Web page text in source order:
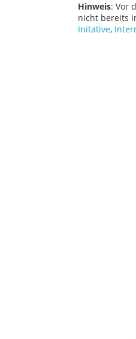
Hinweis: Vor
nicht bereits
Initative,